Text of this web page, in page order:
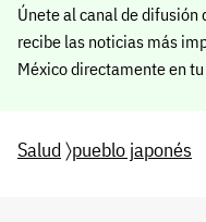
Únete al canal de difusión
recibe las noticias más
México directamente en
Salud 〉pueblo japonés